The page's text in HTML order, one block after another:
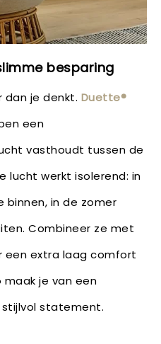
besparing
dan je denkt. Duette®
een
vasthoudt tussen de
lucht werkt isolerend: in
in de zomer
Combineer ze met
een extra laag comfort
maak je van een
statement.